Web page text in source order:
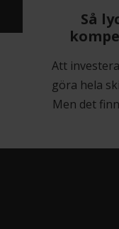
Så
Att
göra hela
Men det